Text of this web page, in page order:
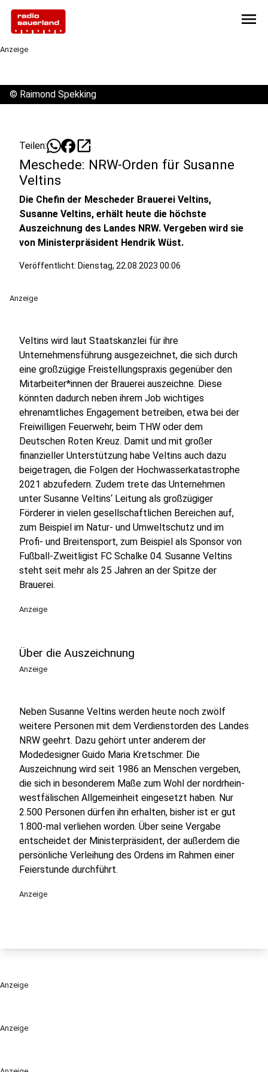
menu
Anzeige
Anzeige
© Raimond Spekking
Teilen: open_in_new
Meschede: NRW-Orden für Susanne
Veltins
Die Chefin der Mescheder Brauerei Veltins,
Susanne Veltins, erhält heute die höchste
Auszeichnung des Landes NRW. Vergeben wird sie
von Ministerpräsident Hendrik Wüst.
Veröffentlicht: Dienstag, 22.08.2023 00:06
Anzeige
Veltins wird laut Staatskanzlei für ihre
Unternehmensführung ausgezeichnet, die sich durch
eine großzügige Freistellungspraxis gegenüber den
Mitarbeiter*innen der Brauerei auszeichne. Diese
könnten dadurch neben ihrem Job wichtiges
ehrenamtliches Engagement betreiben, etwa bei der
Freiwilligen Feuerwehr, beim THW oder dem
Deutschen Roten Kreuz. Damit und mit großer
finanzieller Unterstützung habe Veltins auch dazu
beigetragen, die Folgen der Hochwasserkatastrophe
2021 abzufedern. Zudem trete das Unternehmen
unter Susanne Veltins‘ Leitung als großzügiger
Förderer in vielen gesellschaftlichen Bereichen auf,
zum Beispiel im Natur- und Umweltschutz und im
Profi- und Breitensport, zum Beispiel als Sponsor von
Fußball-Zweitligist FC Schalke 04. Susanne Veltins
steht seit mehr als 25 Jahren an der Spitze der
Brauerei.
Anzeige
Über die Auszeichnung
Anzeige
Neben Susanne Veltins werden heute noch zwölf
weitere Personen mit dem Verdienstorden des Landes
NRW geehrt. Dazu gehört unter anderem der
Modedesigner Guido Maria Kretschmer. Die
Auszeichnung wird seit 1986 an Menschen vergeben,
die sich in besonderem Maße zum Wohl der nordrhein-
westfälischen Allgemeinheit eingesetzt haben. Nur
2.500 Personen dürfen ihn erhalten, bisher ist er gut
1.800-mal verliehen worden. Über seine Vergabe
entscheidet der Ministerpräsident, der außerdem die
persönliche Verleihung des Ordens im Rahmen einer
Feierstunde durchführt.
Anzeige
Anzeige